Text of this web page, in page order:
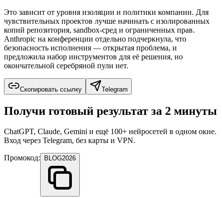
Это зависит от уровня изоляции и политики компании. Для
чувствительных проектов лучше начинать с изолированных
копий репозитория, sandbox-сред и ограниченных прав.
Anthropic на конференции отдельно подчеркнула, что
безопасность исполнения — открытая проблема, и
предложила набор инструментов для её решения, но
окончательной серебряной пули нет.
Скопировать ссылку Telegram
Получи готовый результат за 2 минуты
ChatGPT, Claude, Gemini и ещё 100+ нейросетей в одном окне.
Вход через Telegram, без карты и VPN.
Промокод: BLOG2026